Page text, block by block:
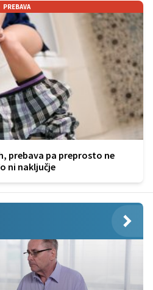
PREBAVA
prebava pa preprosto ne
ni naključje